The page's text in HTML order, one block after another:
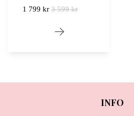
1 799 kr 3 599 kr
INFO